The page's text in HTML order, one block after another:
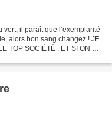
il paraît que l’exemplarité
alors bon sang changez ! JF.
TOP SOCIÉTÉ : ET SI ON SE